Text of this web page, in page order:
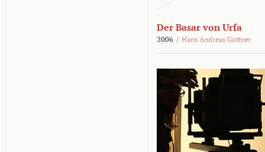
Der Basar von Urfa
2006 / Hans Andreas Guttner